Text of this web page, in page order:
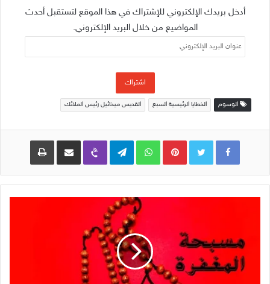
أدخل بريدك الإلكتروني للإشتراك في هذا الموقع لتستقبل أحدث
المواضيع من خلال البريد الإلكتروني.
عنوان
البريد
اشتراك
الوسوم الخطايا الرئيسية السبع القديس ميخائيل رئيس الملائك
Pinterest
WhatsApp
Telegram
Viber مشاركة عبر البريد طباعة